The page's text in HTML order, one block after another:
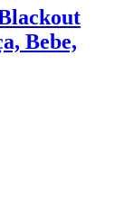
Bebe,